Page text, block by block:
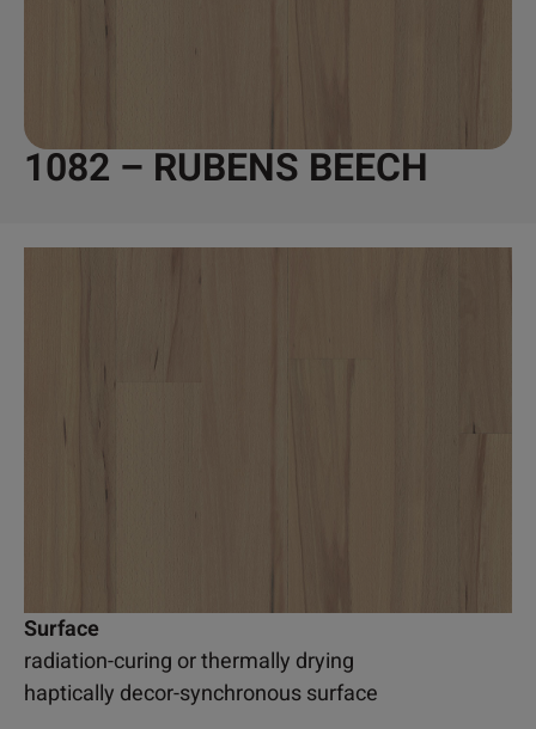
1082 – RUBENS BEECH
Surface
radiation-curing or thermally drying
haptically decor-synchronous surface